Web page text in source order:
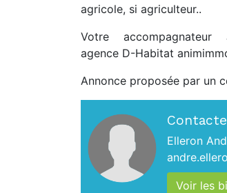
agricole, si agriculteur..
Votre accompagnateur
agence D-Habitat
Annonce proposée par un
Elleron
Voir les